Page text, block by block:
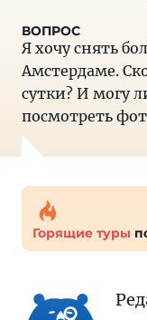
Я хочу снять
Амстердаме.
сутки? И могу
посмотреть
Горящие туры